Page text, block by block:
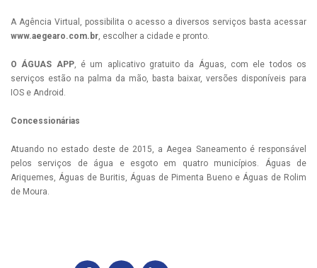
A Agência Virtual, possibilita o acesso a diversos serviços basta acessar
www.aegearo.com.br, escolher a cidade e pronto.
O ÁGUAS APP, é um aplicativo gratuito da Águas, com ele todos os
serviços estão na palma da mão, basta baixar, versões disponíveis para
IOS e Android.
Concessionárias
Atuando no estado deste de 2015, a Aegea Saneamento é responsável
pelos serviços de água e esgoto em quatro municípios. Águas de
Ariquemes, Águas de Buritis, Águas de Pimenta Bueno e Águas de Rolim
de Moura.